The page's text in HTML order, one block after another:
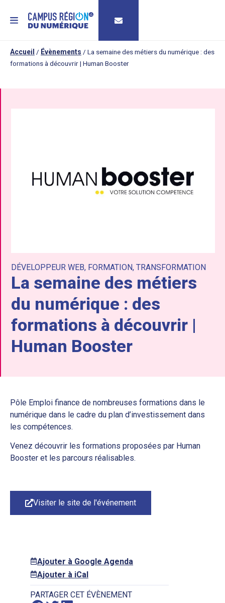
MENU
Accueil / Évènements / La semaine des métiers du numérique : des
formations à découvrir | Human Booster
DÉVELOPPEUR WEB, FORMATION, TRANSFORMATION
La semaine des métiers
du numérique : des
formations à découvrir |
Human Booster
Pôle Emploi finance de nombreuses formations dans le
numérique dans le cadre du plan d’investissement dans
les compétences.
Venez découvrir les formations proposées par Human
Booster et les parcours réalisables.
Visiter le site de l'événement
Ajouter à Google Agenda
Ajouter à iCal
PARTAGER CET ÉVÈNEMENT